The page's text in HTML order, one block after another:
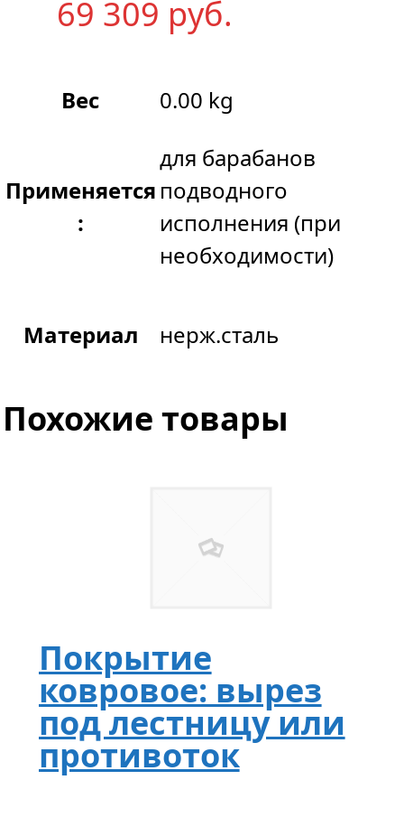
69 309 руб.
Вес 0.00 kg
Применяется
:
для барабанов
подводного
исполнения (при
необходимости)
Материал нерж.сталь
Похожие товары
Покрытие
ковровое: вырез
под лестницу или
противоток